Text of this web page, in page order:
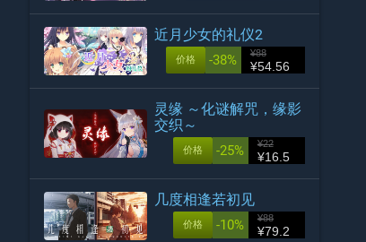
近月少女的礼仪2
-38% ¥88
¥54.56
价格
灵缘 ～化谜解咒，缘影
交织～
-25% ¥22
¥16.5
价格
几度相逢若初见
-10% ¥88
¥79.2
价格